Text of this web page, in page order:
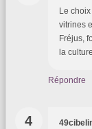
Le
vitrines
Fréjus,
la
Répondre
4